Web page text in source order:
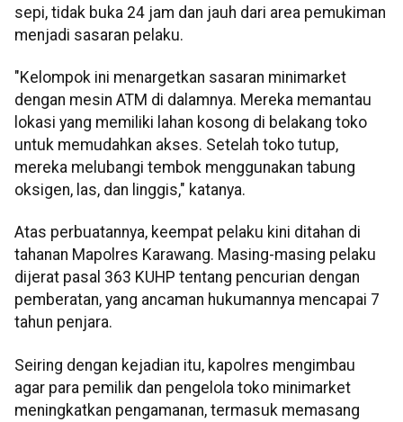
sepi, tidak buka 24 jam dan jauh dari area pemukiman
menjadi sasaran pelaku.
"Kelompok ini menargetkan sasaran minimarket
dengan mesin ATM di dalamnya. Mereka memantau
lokasi yang memiliki lahan kosong di belakang toko
untuk memudahkan akses. Setelah toko tutup,
mereka melubangi tembok menggunakan tabung
oksigen, las, dan linggis," katanya.
Atas perbuatannya, keempat pelaku kini ditahan di
tahanan Mapolres Karawang. Masing-masing pelaku
dijerat pasal 363 KUHP tentang pencurian dengan
pemberatan, yang ancaman hukumannya mencapai 7
tahun penjara.
Seiring dengan kejadian itu, kapolres mengimbau
agar para pemilik dan pengelola toko minimarket
meningkatkan pengamanan, termasuk memasang